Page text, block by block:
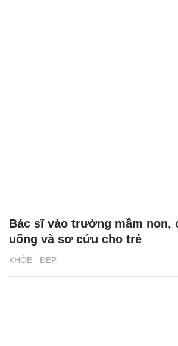
KHỎE - ĐẸP
Bác sĩ vào trường mầm non,
uống và sơ cứu cho trẻ